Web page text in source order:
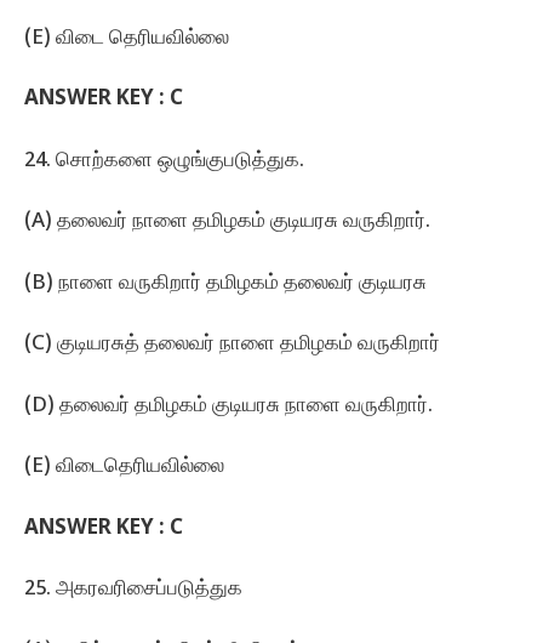
(E) விடை தெரியவில்லை
ANSWER KEY : C
24. சொற்களை ஒழுங்குபடுத்துக.
(A) தலைவர்‌ நாளை தமிழகம்‌ குடியரசு வருகிறார்‌.
(B) நாளை வருகிறார்‌ தமிழகம்‌ தலைவர்‌ குடியரசு
(C) குடியரசுத்‌ தலைவர்‌ நாளை தமிழகம்‌ வருகிறார்‌
(D) தலைவர்‌ தமிழகம்‌ குடியரசு நாளை வருகிறார்‌.
(E) விடைதெரியவில்லை
ANSWER KEY : C
25. அகரவரிசைப்படுத்துக